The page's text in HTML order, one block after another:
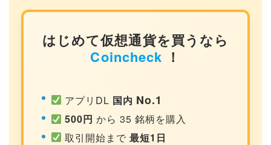
はじめて仮想通貨を買うなら
Coincheck ！
アプリDL 国内 No.1
500円 から 35 銘柄を購入
取引開始まで最短1日